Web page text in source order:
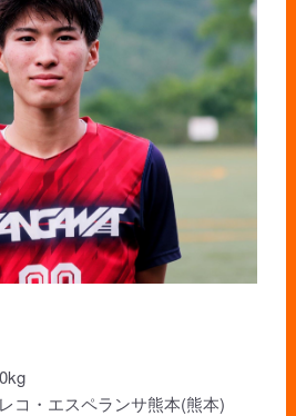
コ・エスペランサ熊本(熊本)